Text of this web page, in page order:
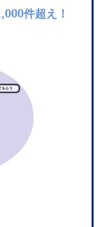
件超え！